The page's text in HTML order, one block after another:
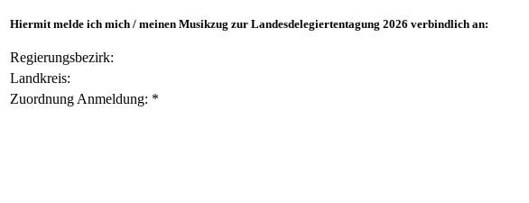
Hiermit melde ich mich / meinen Musikzug zur Landesdelegiertentagung 2026 verbindlich an:
Regierungsbezirk:
Landkreis:
Zuordnung Anmeldung: *